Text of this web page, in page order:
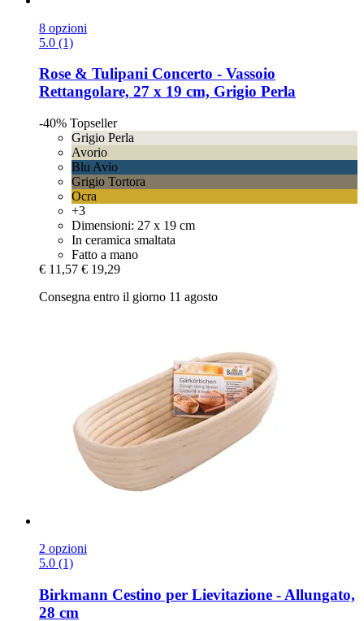
8 opzioni
5.0 (1)
Rose & Tulipani Concerto -​ Vassoio
Rettangolare, 27 x 19 cm, Grigio Perla
-40% Topseller
Grigio Perla
Avorio
Blu Avio
Grigio Tortora
Ocra
+3
Dimensioni: 27 x 19 cm
In ceramica smaltata
Fatto a mano
€ 11,57 € 19,29
Consegna entro il giorno 11 agosto
2 opzioni
5.0 (1)
Birkmann Cestino per Lievitazione -​ Allungato,
28 cm